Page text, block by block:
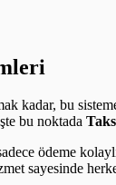
kadar, bu
bu noktada
ödeme
sayesinde